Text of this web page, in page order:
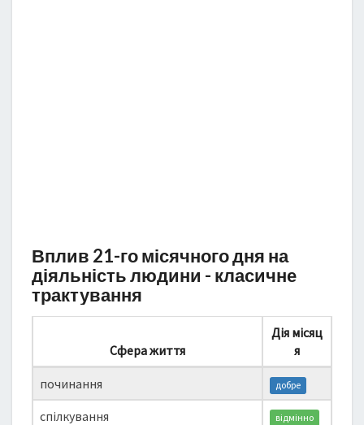
Вплив 21-го місячного дня на
діяльність людини - класичне
трактування
Сфера життя
Дія місяц
я
починання добре
спілкування відмінно